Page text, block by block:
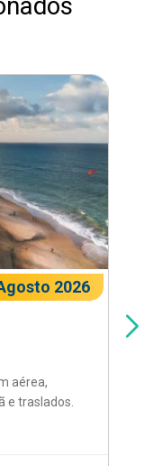
2026
aérea,
e traslados.